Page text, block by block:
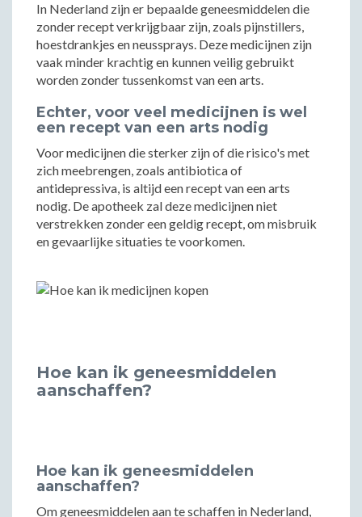
In Nederland zijn er bepaalde geneesmiddelen die
zonder recept verkrijgbaar zijn, zoals pijnstillers,
hoestdrankjes en neussprays. Deze medicijnen zijn
vaak minder krachtig en kunnen veilig gebruikt
worden zonder tussenkomst van een arts.
Echter, voor veel medicijnen is wel
een recept van een arts nodig
Voor medicijnen die sterker zijn of die risico's met
zich meebrengen, zoals antibiotica of
antidepressiva, is altijd een recept van een arts
nodig. De apotheek zal deze medicijnen niet
verstrekken zonder een geldig recept, om misbruik
en gevaarlijke situaties te voorkomen.
Hoe kan ik geneesmiddelen
aanschaffen?
Hoe kan ik geneesmiddelen
aanschaffen?
Om geneesmiddelen aan te schaffen in Nederland,